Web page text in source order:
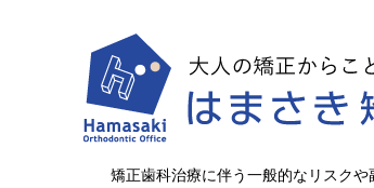
矯正歯科治療に伴う一般的なリスクや